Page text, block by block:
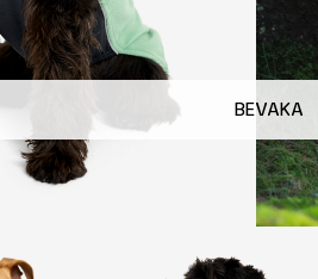
BEVAKA